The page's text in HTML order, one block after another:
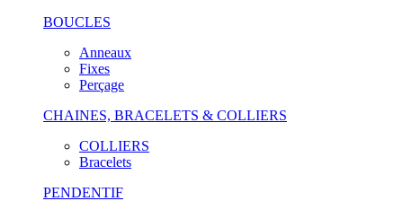
BOUCLES
Anneaux
Fixes
Perçage
CHAINES, BRACELETS & COLLIERS
COLLIERS
Bracelets
PENDENTIF